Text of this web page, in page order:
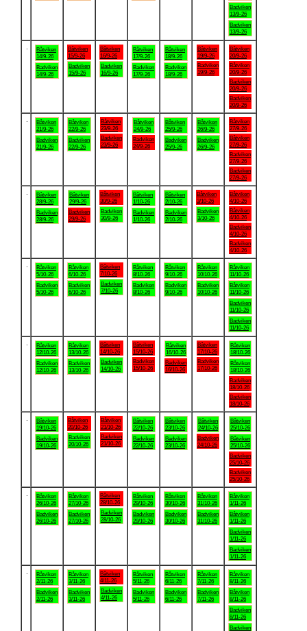
Badviken
13/9-26
Badviken
13/9-26
Båtviken
14/9-26
Badviken
14/9-26
Båtviken
15/9-26
Badviken
15/9-26
Båtviken
16/9-26
Badviken
16/9-26
Båtviken
17/9-26
Badviken
17/9-26
Båtviken
18/9-26
Badviken
18/9-26
Båtviken
19/9-26
Badviken
19/9-26
Båtviken
20/9-26
Båtviken
20/9-26
Badviken
20/9-26
Badviken
20/9-26
Båtviken
21/9-26
Badviken
21/9-26
Båtviken
22/9-26
Badviken
22/9-26
Båtviken
23/9-26
Badviken
23/9-26
Båtviken
24/9-26
Badviken
24/9-26
Båtviken
25/9-26
Badviken
25/9-26
Båtviken
26/9-26
Badviken
26/9-26
Båtviken
27/9-26
Båtviken
27/9-26
Badviken
27/9-26
Badviken
27/9-26
Båtviken
28/9-26
Badviken
28/9-26
Båtviken
29/9-26
Badviken
29/9-26
Båtviken
30/9-26
Badviken
30/9-26
Båtviken
1/10-26
Badviken
1/10-26
Båtviken
2/10-26
Badviken
2/10-26
Båtviken
3/10-26
Badviken
3/10-26
Båtviken
4/10-26
Båtviken
4/10-26
Badviken
4/10-26
Badviken
4/10-26
Båtviken
5/10-26
Badviken
5/10-26
Båtviken
6/10-26
Badviken
6/10-26
Båtviken
7/10-26
Badviken
7/10-26
Båtviken
8/10-26
Badviken
8/10-26
Båtviken
9/10-26
Badviken
9/10-26
Båtviken
10/10-26
Badviken
10/10-26
Båtviken
11/10-26
Båtviken
11/10-26
Badviken
11/10-26
Badviken
11/10-26
Båtviken
12/10-26
Badviken
12/10-26
Båtviken
13/10-26
Badviken
13/10-26
Båtviken
14/10-26
Badviken
14/10-26
Båtviken
15/10-26
Badviken
15/10-26
Båtviken
16/10-26
Badviken
16/10-26
Båtviken
17/10-26
Badviken
17/10-26
Båtviken
18/10-26
Båtviken
18/10-26
Badviken
18/10-26
Badviken
18/10-26
Båtviken
19/10-26
Badviken
19/10-26
Båtviken
20/10-26
Badviken
20/10-26
Båtviken
21/10-26
Badviken
21/10-26
Båtviken
22/10-26
Badviken
22/10-26
Båtviken
23/10-26
Badviken
23/10-26
Båtviken
24/10-26
Badviken
24/10-26
Båtviken
25/10-26
Båtviken
25/10-26
Badviken
25/10-26
Badviken
25/10-26
Båtviken
26/10-26
Badviken
26/10-26
Båtviken
27/10-26
Badviken
27/10-26
Båtviken
28/10-26
Badviken
28/10-26
Båtviken
29/10-26
Badviken
29/10-26
Båtviken
30/10-26
Badviken
30/10-26
Båtviken
31/10-26
Badviken
31/10-26
Båtviken
1/11-26
Båtviken
1/11-26
Badviken
1/11-26
Badviken
1/11-26
Båtviken
2/11-26
Badviken
2/11-26
Båtviken
3/11-26
Badviken
3/11-26
Båtviken
4/11-26
Badviken
4/11-26
Båtviken
5/11-26
Badviken
5/11-26
Båtviken
6/11-26
Badviken
6/11-26
Båtviken
7/11-26
Badviken
7/11-26
Båtviken
8/11-26
Båtviken
8/11-26
Badviken
8/11-26
Badviken